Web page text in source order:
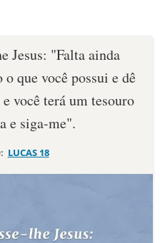
Jesus: "Falta ainda
que você possui e dê
você terá um tesouro
e siga-me".
LUCAS 18